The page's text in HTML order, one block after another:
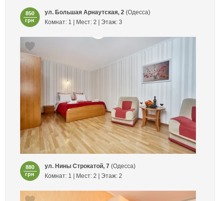
850
грн
ул. Большая Арнаутская, 2 (Одесса)
Комнат: 1 | Мест: 2 | Этаж: 3
880
грн
ул. Нины Строкатой, 7(Одесса)
Комнат: 1 | Мест: 2 | Этаж: 2